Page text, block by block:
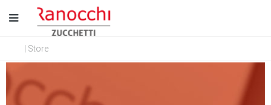
| Store